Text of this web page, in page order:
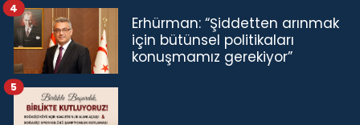
Erhürman: “Şiddetten arınmak
için bütünsel politikaları
konuşmamız gerekiyor”
4
5